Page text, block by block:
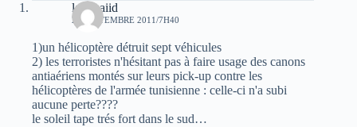
laid baiid
24 SEPTEMBRE 2011/7H40
1)un hélicoptère détruit sept véhicules
2) les terroristes n'hésitant pas à faire usage des canons
antiaériens montés sur leurs pick-up contre les
hélicoptères de l'armée tunisienne : celle-ci n'a subi
aucune perte????
le soleil tape trés fort dans le sud…